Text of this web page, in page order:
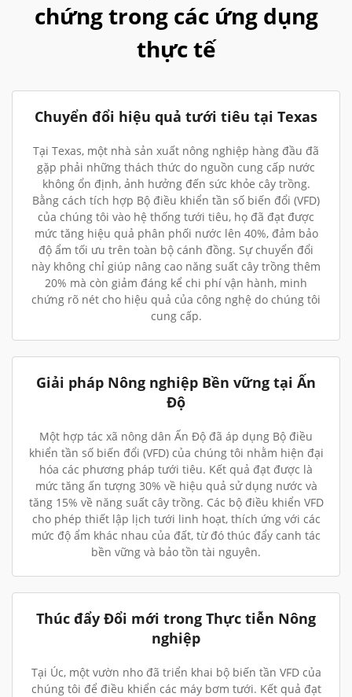
chứng trong các ứng dụng
thực tế
Chuyển đổi hiệu quả tưới tiêu tại Texas
Tại Texas, một nhà sản xuất nông nghiệp hàng đầu đã
gặp phải những thách thức do nguồn cung cấp nước
không ổn định, ảnh hưởng đến sức khỏe cây trồng.
Bằng cách tích hợp Bộ điều khiển tần số biến đổi (VFD)
của chúng tôi vào hệ thống tưới tiêu, họ đã đạt được
mức tăng hiệu quả phân phối nước lên 40%, đảm bảo
độ ẩm tối ưu trên toàn bộ cánh đồng. Sự chuyển đổi
này không chỉ giúp nâng cao năng suất cây trồng thêm
20% mà còn giảm đáng kể chi phí vận hành, minh
chứng rõ nét cho hiệu quả của công nghệ do chúng tôi
cung cấp.
Giải pháp Nông nghiệp Bền vững tại Ấn
Độ
Một hợp tác xã nông dân Ấn Độ đã áp dụng Bộ điều
khiển tần số biến đổi (VFD) của chúng tôi nhằm hiện đại
hóa các phương pháp tưới tiêu. Kết quả đạt được là
mức tăng ấn tượng 30% về hiệu quả sử dụng nước và
tăng 15% về năng suất cây trồng. Các bộ điều khiển VFD
cho phép thiết lập lịch tưới linh hoạt, thích ứng với các
mức độ ẩm khác nhau của đất, từ đó thúc đẩy canh tác
bền vững và bảo tồn tài nguyên.
Thúc đẩy Đổi mới trong Thực tiễn Nông
nghiệp
Tại Úc, một vườn nho đã triển khai bộ biến tần VFD của
chúng tôi để điều khiển các máy bơm tưới. Kết quả đạt